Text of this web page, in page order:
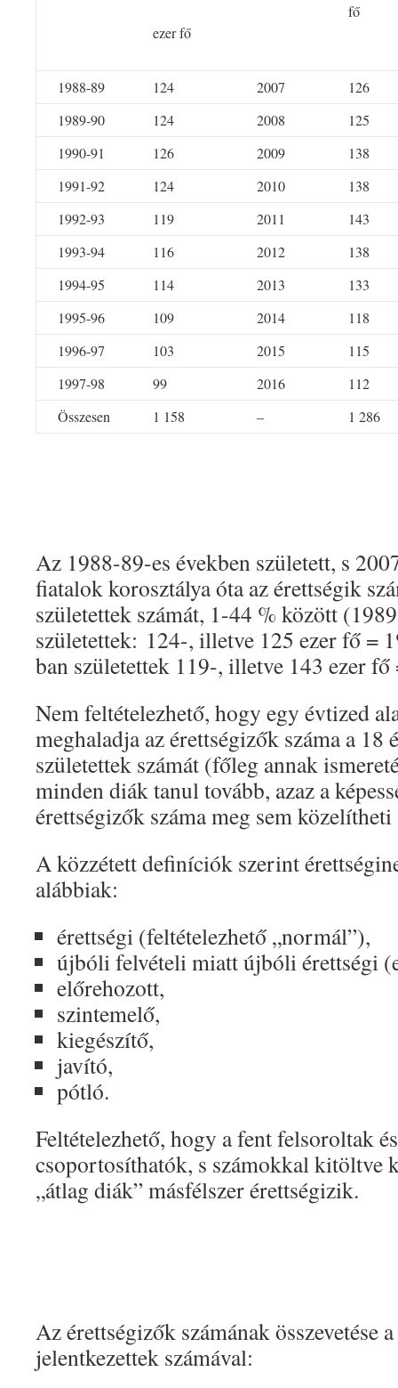
ezer fő
fő
1988-89 124 2007
126
1989-90
124 2008
125
1990-91
126 2009
138
1991-92
124 2010
138
1992-93
119 2011
143
1993-94
116 2012
138
1994-95
114 2013
133
1995-96
109 2014
118
1996-97
103 2015
115
1997-98
99 2016
112
Összesen
1 158 – 1 286
Az 1988-89-es években született, s
fiatalok korosztálya óta az érettségik
születettek számát, 1-44 % között
születettek: 124-, illetve 125 ezer fő =
ban születettek 119-, illetve 143 ezer
Nem feltételezhető, hogy egy évtized
meghaladja az érettségizők száma a 18
születettek számát (főleg annak
minden diák tanul tovább, azaz a
érettségizők száma meg sem
A közzétett definíciók szerint
alábbiak:
érettségi (feltételezhető „normál”),
újbóli felvételi miatt újbóli érettségi
előrehozott,
szintemelő,
kiegészítő,
javító,
pótló.
Feltételezhető, hogy a fent felsoroltak
csoportosíthatók, s számokkal kitöltve
„átlag diák” másfélszer érettségizik.
Az érettségizők számának összevetése
jelentkezettek számával: